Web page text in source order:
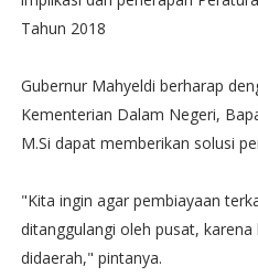
Tahun 2018
Gubernur Mahyeldi berharap
Kementerian Dalam Negeri,
M.Si dapat memberikan solusi
"Kita ingin agar pembiayaan
ditanggulangi oleh pusat,
didaerah," pintanya.